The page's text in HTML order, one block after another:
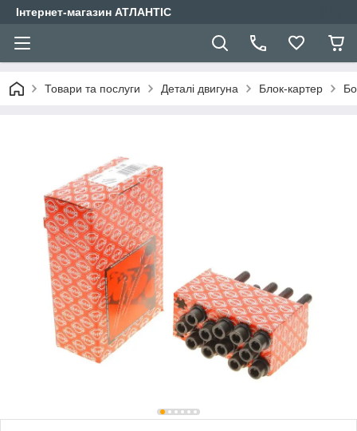
Інтернет-магазин АТЛАНТІС
Товари та послуги Деталі двигуна Блок-картер